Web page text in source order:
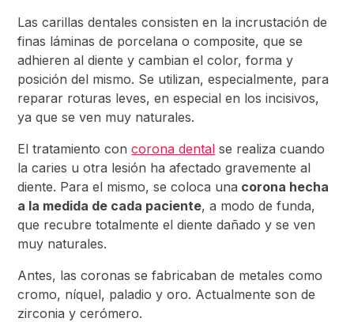
Las carillas dentales consisten en la incrustación de
finas láminas de porcelana o composite, que se
adhieren al diente y cambian el color, forma y
posición del mismo. Se utilizan, especialmente, para
reparar roturas leves, en especial en los incisivos,
ya que se ven muy naturales.
El tratamiento concorona dental se realiza cuando
la caries u otra lesión ha afectado gravemente al
diente. Para el mismo, se coloca una corona hecha
a la medida de cada paciente, a modo de funda,
que recubre totalmente el diente dañado y se ven
muy naturales.
Antes, las coronas se fabricaban de metales como
cromo, níquel, paladio y oro. Actualmente son de
zirconia y cerómero.